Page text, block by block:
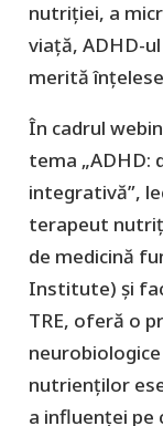
nutriției, a
viață, ADHD-
merită
În cadrul
tema „ADHD:
integrativă”,
terapeut
de medicină
Institute) și
TRE, oferă o
nutrienților
a influenței pe